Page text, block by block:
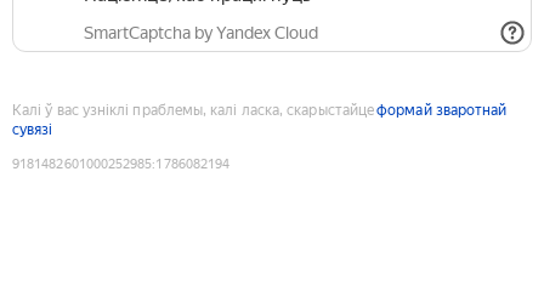
SmartCaptcha by Yandex Cloud
Калі ў вас узніклі праблемы, калі ласка, скарыстайцеформай зваротнай
сувязі
9181482601000252985:1786082194